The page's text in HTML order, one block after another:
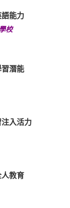
能力
校
潛能
入活力
教育